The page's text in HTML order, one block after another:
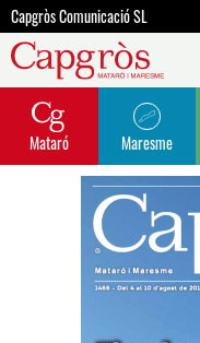
Capgròs Comunicació SL
Mataró Maresme